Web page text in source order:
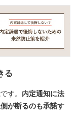
る
す。 内定通知に法
が断るのも承諾す